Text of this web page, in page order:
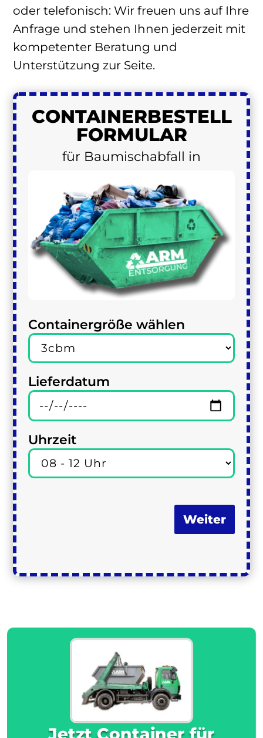
oder telefonisch: Wir freuen uns auf Ihre
Anfrage und stehen Ihnen jederzeit mit
kompetenter Beratung und
Unterstützung zur Seite.
CONTAINERBESTELL
FORMULAR
für Baumischabfall in
Containergröße wählen
Lieferdatum
Uhrzeit
Weiter
Jetzt Container für